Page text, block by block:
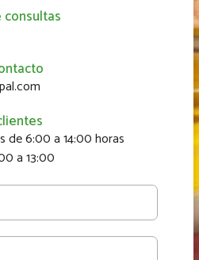
de 6:00 a 14:00 horas
a 13:00